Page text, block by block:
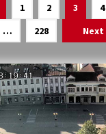
1 2 3 4
…
228 Next